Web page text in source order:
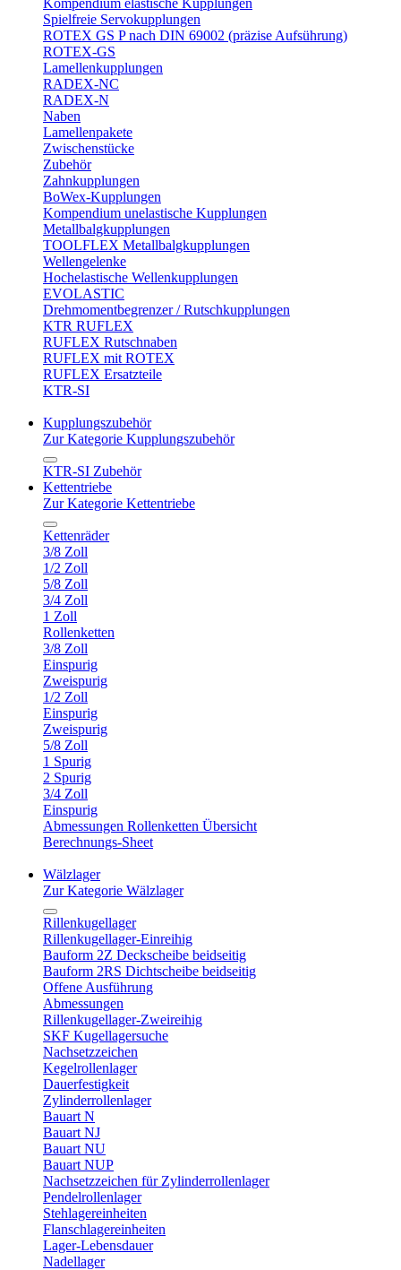
Kompendium elastische Kupplungen
Spielfreie Servokupplungen
ROTEX GS P nach DIN 69002 (präzise Aufsührung)
ROTEX-GS
Lamellenkupplungen
RADEX-NC
RADEX-N
Naben
Lamellenpakete
Zwischenstücke
Zubehör
Zahnkupplungen
BoWex-Kupplungen
Kompendium unelastische Kupplungen
Metallbalgkupplungen
TOOLFLEX Metallbalgkupplungen
Wellengelenke
Hochelastische Wellenkupplungen
EVOLASTIC
Drehmomentbegrenzer / Rutschkupplungen
KTR RUFLEX
RUFLEX Rutschnaben
RUFLEX mit ROTEX
RUFLEX Ersatzteile
KTR-SI
Kupplungszubehör
Zur Kategorie Kupplungszubehör
KTR-SI Zubehör
Kettentriebe
Zur Kategorie Kettentriebe
Kettenräder
3/8 Zoll
1/2 Zoll
5/8 Zoll
3/4 Zoll
1 Zoll
Rollenketten
3/8 Zoll
Einspurig
Zweispurig
1/2 Zoll
Einspurig
Zweispurig
5/8 Zoll
1 Spurig
2 Spurig
3/4 Zoll
Einspurig
Abmessungen Rollenketten Übersicht
Berechnungs-Sheet
Wälzlager
Zur Kategorie Wälzlager
Rillenkugellager
Rillenkugellager-Einreihig
Bauform 2Z Deckscheibe beidseitig
Bauform 2RS Dichtscheibe beidseitig
Offene Ausführung
Abmessungen
Rillenkugellager-Zweireihig
SKF Kugellagersuche
Nachsetzzeichen
Kegelrollenlager
Dauerfestigkeit
Zylinderrollenlager
Bauart N
Bauart NJ
Bauart NU
Bauart NUP
Nachsetzzeichen für Zylinderrollenlager
Pendelrollenlager
Stehlagereinheiten
Flanschlagereinheiten
Lager-Lebensdauer
Nadellager